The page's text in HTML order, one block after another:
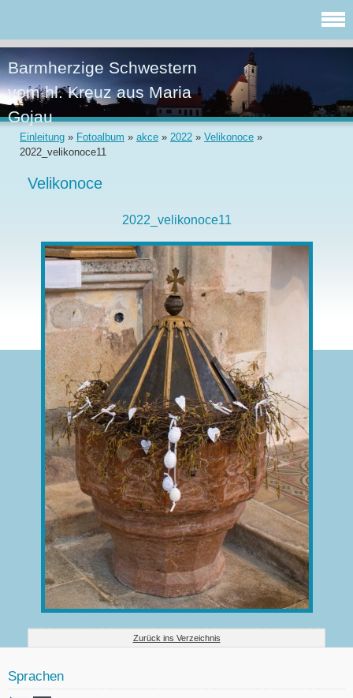
Barmherzige Schwestern
vom hl. Kreuz aus Maria
Gojau
Einleitung » Fotoalbum » akce » 2022 » Velikonoce »
2022_velikonoce11
Velikonoce
2022_velikonoce11
Zurück ins Verzeichnis
Sprachen